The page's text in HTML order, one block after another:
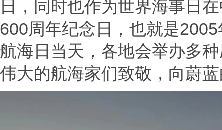
日，同时也作为世界海事日
600周年纪念日，也就是
航海日当天，各地会举办多
伟大的航海家们致敬，向蔚